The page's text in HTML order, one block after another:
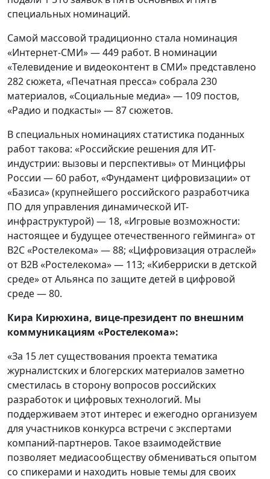
специальных номинаций.
Самой массовой традиционно стала номинация
«Интернет-СМИ» — 449 работ. В номинации
«Телевидение и видеоконтент в СМИ» представлено
282 сюжета, «Печатная пресса» собрала 230
материалов, «Социальные медиа» — 109 постов,
«Радио и подкасты» — 87 сюжетов.
В специальных номинациях статистика поданных
работ такова: «Российские решения для ИТ-
индустрии: вызовы и перспективы» от Минцифры
России — 60 работ, «Фундамент цифровизации» от
«Базиса» (крупнейшего российского разработчика
ПО для управления динамической ИТ-
инфраструктурой) — 18, «Игровые возможности:
настоящее и будущее отечественного гейминга» от
В2С «Ростелекома» — 88; «Цифровизация отраслей»
от В2В «Ростелекома» — 113; «Киберриски в детской
среде» от Альянса по защите детей в цифровой
среде — 80.
Кира Кирюхина, вице-президент по внешним
коммуникациям «Ростелекома»:
«За 15 лет существования проекта тематика
журналистских и блогерских материалов заметно
сместилась в сторону вопросов российских
разработок и цифровых технологий. Мы
поддерживаем этот интерес и ежегодно организуем
для участников конкурса встречи с экспертами
компаний-партнеров. Такое взаимодействие
позволяет медиасообществу обмениваться опытом
со спикерами и находить новые темы для своих